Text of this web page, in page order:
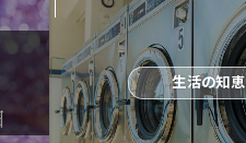
生活の知恵